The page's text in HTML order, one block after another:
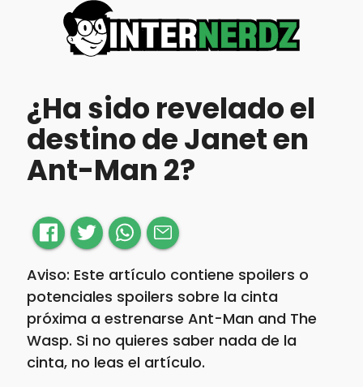
¿Ha sido revelado el
destino de Janet en
Ant-Man 2?
Aviso: Este artículo contiene spoilers o
potenciales spoilers sobre la cinta
próxima a estrenarse Ant-Man and The
Wasp. Si no quieres saber nada de la
cinta, no leas el artículo.